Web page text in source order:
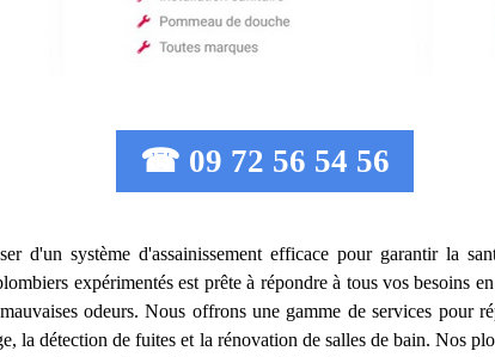
☎ 09 72 56 54 56
d'un système d'assainissement efficace pour garantir la
expérimentés est prête à répondre à tous vos besoins
odeurs. Nous offrons une gamme de services pour
la détection de fuites et la rénovation de salles de bain. Nos